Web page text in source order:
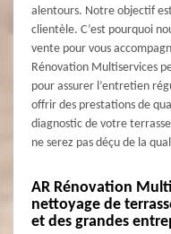
alentours. Notre objectif
clientèle. C’est pourquoi
vente pour vous
Rénovation Multiservices
pour assurer l’entretien
offrir des prestations de
diagnostic de votre
ne serez pas déçu de la
AR Rénovation
nettoyage de
et des grandes